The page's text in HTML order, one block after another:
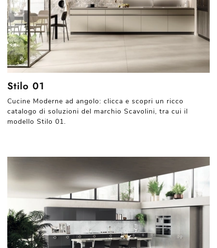
Stilo 01
Cucine Moderne ad angolo: clicca e scopri un ricco
catalogo di soluzioni del marchio Scavolini, tra cui il
modello Stilo 01.